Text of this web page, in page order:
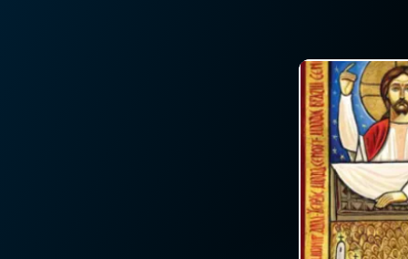
Prier au quotidien
Avec Thérèse de
L'Évangile chaque
Les premiers